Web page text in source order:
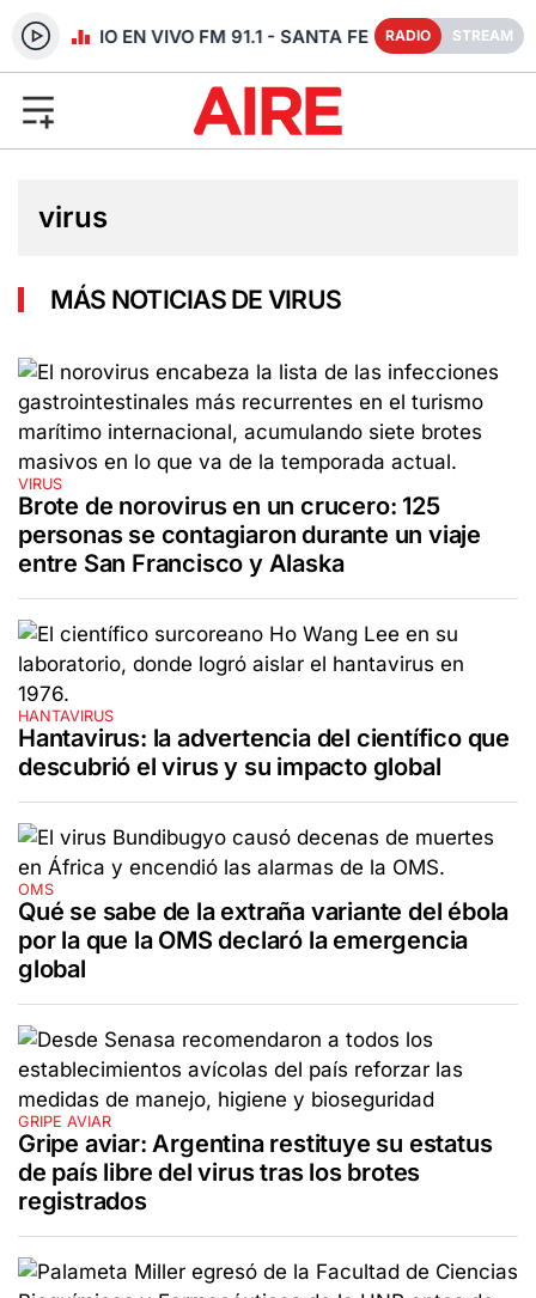
RADIO EN VIVO FM 91.1 - SANTA FE RADIO STREAM
virus
MÁS NOTICIAS DE VIRUS
VIRUS
Brote de norovirus en un crucero: 125
personas se contagiaron durante un viaje
entre San Francisco y Alaska
HANTAVIRUS
Hantavirus: la advertencia del científico que
descubrió el virus y su impacto global
OMS
Qué se sabe de la extraña variante del ébola
por la que la OMS declaró la emergencia
global
GRIPE AVIAR
Gripe aviar: Argentina restituye su estatus
de país libre del virus tras los brotes
registrados